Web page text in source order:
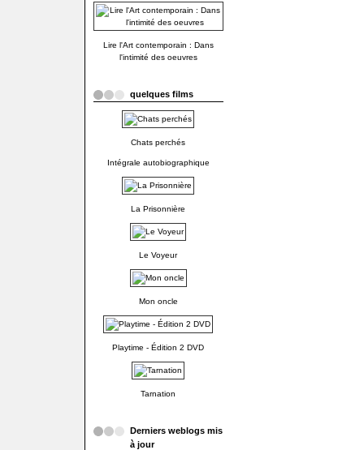
Lire l'Art contemporain : Dans
l'intimité des oeuvres
quelques films
Chats perchés
Intégrale autobiographique
La Prisonnière
Le Voyeur
Mon oncle
Playtime - Édition 2 DVD
Tarnation
Derniers weblogs mis
à jour